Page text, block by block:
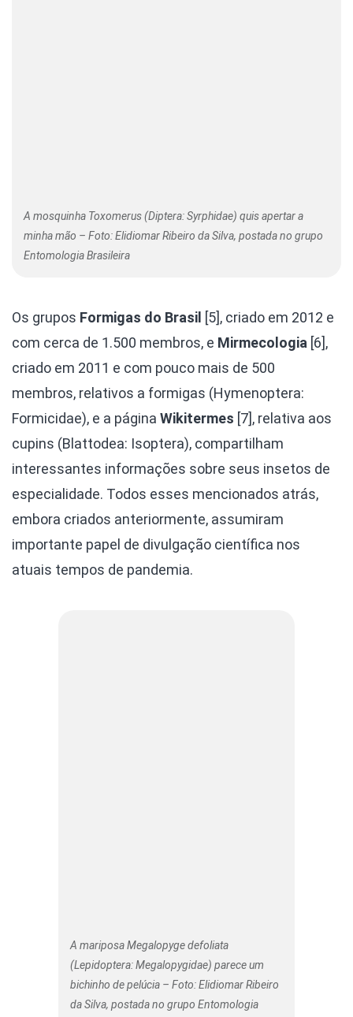
A mosquinha Toxomerus (Diptera: Syrphidae) quis apertar a
minha mão – Foto: Elidiomar Ribeiro da Silva, postada no grupo
Entomologia Brasileira
Os grupos Formigas do Brasil [5], criado em 2012 e
com cerca de 1.500 membros, e Mirmecologia [6],
criado em 2011 e com pouco mais de 500
membros, relativos a formigas (Hymenoptera:
Formicidae), e a página Wikitermes [7], relativa aos
cupins (Blattodea: Isoptera), compartilham
interessantes informações sobre seus insetos de
especialidade. Todos esses mencionados atrás,
embora criados anteriormente, assumiram
importante papel de divulgação científica nos
atuais tempos de pandemia.
A mariposa Megalopyge defoliata
(Lepidoptera: Megalopygidae) parece um
bichinho de pelúcia – Foto: Elidiomar Ribeiro
da Silva, postada no grupo Entomologia